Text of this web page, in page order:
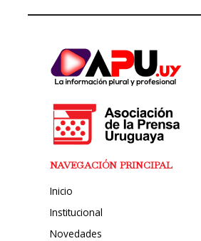
NAVEGACIÓN PRINCIPAL
Inicio
Institucional
Novedades